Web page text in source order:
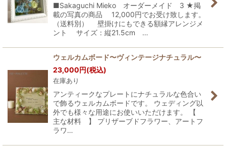
■Sakaguchi Mieko オーダーメイド 3 ★掲
載の写真の商品 12,000円でお受け致します。
（送料別） 壁掛けにもできる額縁アレンジメ
ント サイズ：縦21.5cm …
ウェルカムボード〜ヴィンテージナチュラル〜
23,000円(税込)
在庫あり
アンティークなプレートにナチュラルな色合い
で飾るウェルカムボードです。 ウェディング以
外でも様々な用途にお使いいただけます。 【
主な材料 】 プリザーブドフラワー、アートフ
ラワ…